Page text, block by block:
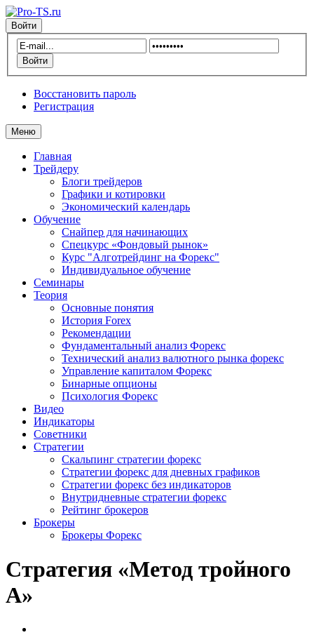
Войти
Восстановить пароль
Регистрация
Меню
Главная
Трейдеру
Блоги трейдеров
Графики и котировки
Экономический календарь
Обучение
Снайпер для начинающих
Спецкурс «Фондовый рынок»
Курс "Алготрейдинг на Форекс"
Индивидуальное обучение
Семинары
Теория
Основные понятия
История Forex
Рекомендации
Фундаментальный анализ Форекс
Технический анализ валютного рынка форекс
Управление капиталом Форекс
Бинарные опционы
Психология Форекс
Видео
Индикаторы
Советники
Стратегии
Скальпинг стратегии форекс
Стратегии форекс для дневных графиков
Стратегии форекс без индикаторов
Внутридневные стратегии форекс
Рейтинг брокеров
Брокеры
Брокеры Форекс
Стратегия «Метод тройного
А»